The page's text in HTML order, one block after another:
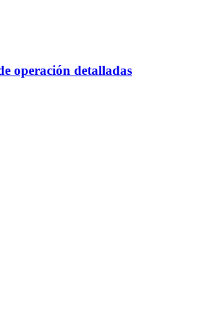
operación detalladas